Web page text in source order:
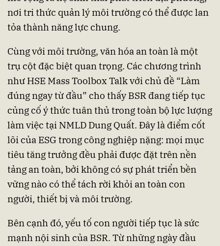
nơi tri thức quản lý môi trường có thể được lan
tỏa thành năng lực chung.
Cùng với môi trường, văn hóa an toàn là một
trụ cột đặc biệt quan trọng. Các chương trình
như HSE Mass Toolbox Talk với chủ đề “Làm
đúng ngay từ đầu” cho thấy BSR đang tiếp tục
củng cố ý thức tuân thủ trong toàn bộ lực lượng
làm việc tại NMLD Dung Quất. Đây là điểm cốt
lõi của ESG trong công nghiệp nặng: mọi mục
tiêu tăng trưởng đều phải được đặt trên nền
tảng an toàn, bởi không có sự phát triển bền
vững nào có thể tách rời khỏi an toàn con
người, thiết bị và môi trường.
Bên cạnh đó, yếu tố con người tiếp tục là sức
mạnh nội sinh của BSR. Từ những ngày đầu